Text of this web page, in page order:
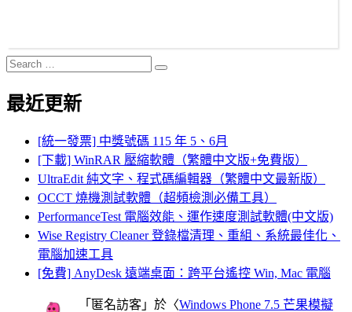
Search
for:
Search
最近更新
[統一發票] 中獎號碼 115 年 5、6月
[下載] WinRAR 壓縮軟體（繁體中文版+免費版）
UltraEdit 純文字、程式碼編輯器（繁體中文最新版）
OCCT 燒機測試軟體（超頻檢測必備工具）
PerformanceTest 電腦效能、運作速度測試軟體(中文版)
Wise Registry Cleaner 登錄檔清理、重組、系統最佳化、
電腦加速工具
[免費] AnyDesk 遠端桌面：跨平台遙控 Win, Mac 電腦
「 匿名訪客 」於〈Windows Phone 7.5 芒果模擬